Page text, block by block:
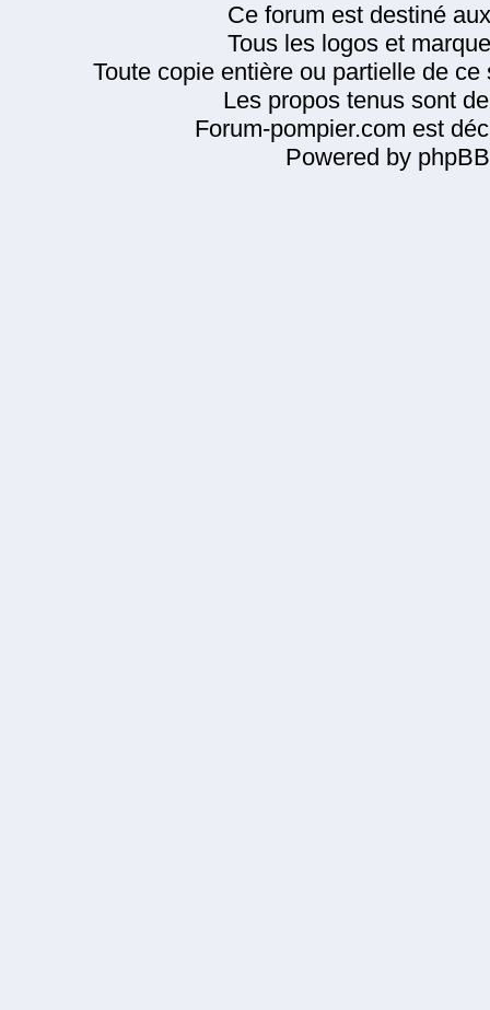
Ce forum est destiné
Tous les logos et
Toute copie entière ou partielle de
Les propos tenus sont
Forum-pompier.com est
Powered by